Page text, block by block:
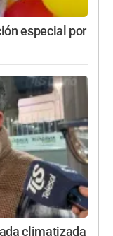
especial por
climatizada